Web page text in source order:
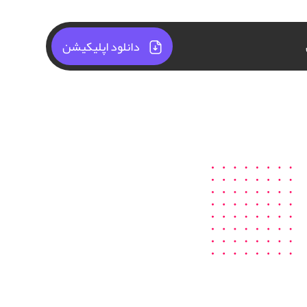
دانلود اپلیکیشن